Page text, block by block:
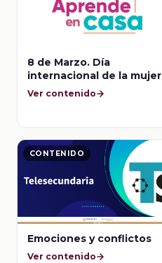
8 de Marzo. Día
internacional de la mujer
Ver contenido
CONTENIDO
Emociones y conflictos
Ver contenido